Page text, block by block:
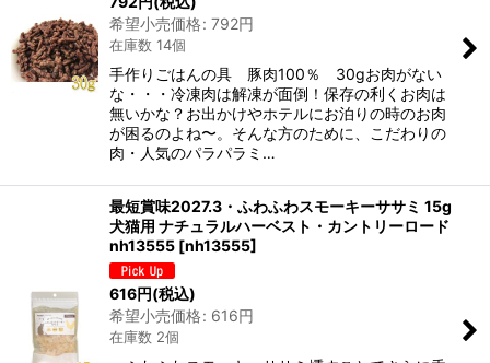
希望小売価格: 792円
在庫数 14個
手作りごはんの具 豚肉100％ 30gお肉がない
な・・・冷凍肉は解凍が面倒！保存の利くお肉は
無いかな？お出かけやホテルにお泊りの時のお肉
が困るのよね〜。そんな方のために、こだわりの
肉・人気のパラパラミ…
最短賞味2027.3・ふわふわスモーキーササミ 15g
犬猫用 ナチュラルハーベスト・カントリーロード
nh13555 [nh13555]
616円(税込)
希望小売価格: 616円
在庫数 2個